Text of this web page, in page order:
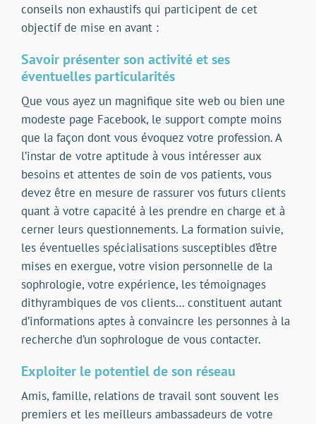
conseils non exhaustifs qui participent de cet
objectif de mise en avant :
Savoir présenter son activité et ses
éventuelles particularités
Que vous ayez un magnifique site web ou bien une
modeste page Facebook, le support compte moins
que la façon dont vous évoquez votre profession. A
l’instar de votre aptitude à vous intéresser aux
besoins et attentes de soin de vos patients, vous
devez être en mesure de rassurer vos futurs clients
quant à votre capacité à les prendre en charge et à
cerner leurs questionnements. La formation suivie,
les éventuelles spécialisations susceptibles d’être
mises en exergue, votre vision personnelle de la
sophrologie, votre expérience, les témoignages
dithyrambiques de vos clients… constituent autant
d’informations aptes à convaincre les personnes à la
recherche d’un sophrologue de vous contacter.
Exploiter le potentiel de son réseau
Amis, famille, relations de travail sont souvent les
premiers et les meilleurs ambassadeurs de votre